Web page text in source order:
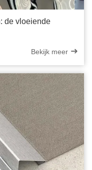
de vloeiende
Bekijk meer